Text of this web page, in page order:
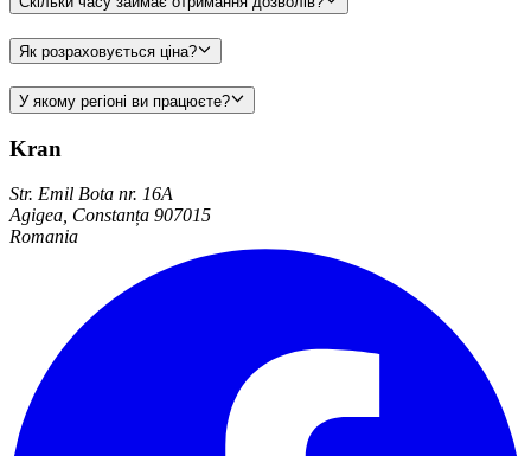
Як розраховується ціна?
У якому регіоні ви працюєте?
Kran
Str. Emil Bota nr. 16A
Agigea, Constanța 907015
Romania